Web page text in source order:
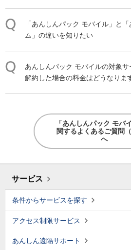
「あんしんパック モバイル 」と「
ム」の違いを知りたい
あんしんパック モバイルの対象サ
解約した場合の料金はどうなりま
「あんしんパック モバ
関するよくあるご質問（
へ
サービス
条件からサービスを探す
アクセス制限サービス
あんしん遠隔サポート